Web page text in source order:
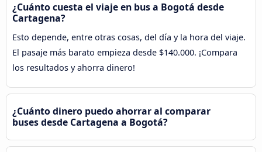
¿Cuánto cuesta el viaje en bus a Bogotá desde
Cartagena?
Esto depende, entre otras cosas, del día y la hora del viaje.
El pasaje más barato empieza desde $140.000. ¡Compara
los resultados y ahorra dinero!
¿Cuánto dinero puedo ahorrar al comparar
buses desde Cartagena a Bogotá?